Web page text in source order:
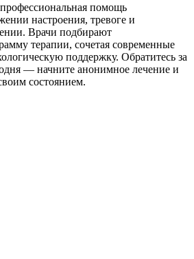
помощь
настроения, тревоге и
Врачи подбирают
терапии, сочетая современные
поддержку. Обратитесь за
— начните анонимное лечение и
состоянием.